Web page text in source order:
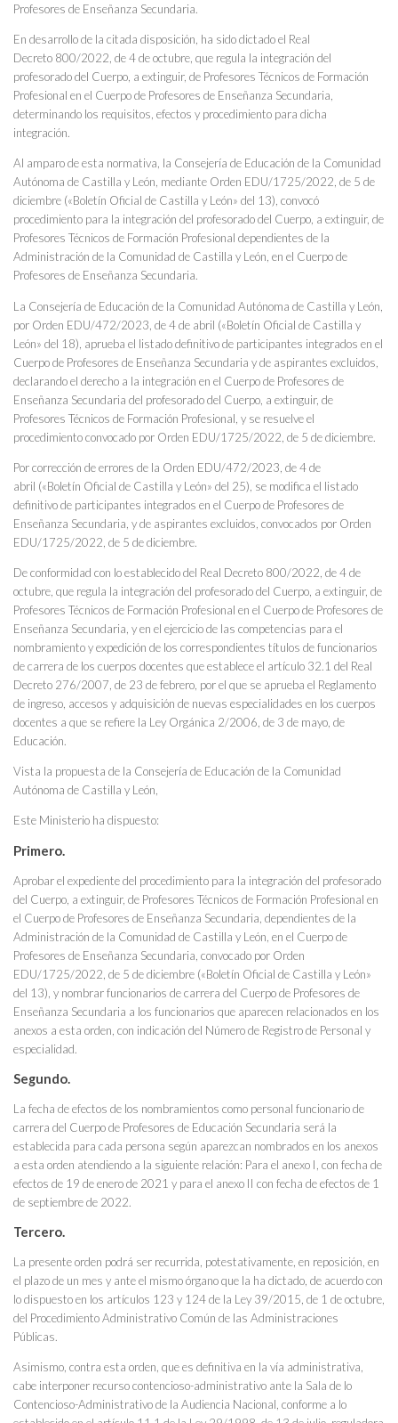
Profesores de Enseñanza Secundaria.
En desarrollo de la citada disposición, ha sido dictado el Real
Decreto 800/2022, de 4 de octubre, que regula la integración del
profesorado del Cuerpo, a extinguir, de Profesores Técnicos de Formación
Profesional en el Cuerpo de Profesores de Enseñanza Secundaria,
determinando los requisitos, efectos y procedimiento para dicha
integración.
Al amparo de esta normativa, la Consejería de Educación de la Comunidad
Autónoma de Castilla y León, mediante Orden EDU/1725/2022, de 5 de
diciembre («Boletín Oficial de Castilla y León» del 13), convocó
procedimiento para la integración del profesorado del Cuerpo, a extinguir, de
Profesores Técnicos de Formación Profesional dependientes de la
Administración de la Comunidad de Castilla y León, en el Cuerpo de
Profesores de Enseñanza Secundaria.
La Consejería de Educación de la Comunidad Autónoma de Castilla y León,
por Orden EDU/472/2023, de 4 de abril («Boletín Oficial de Castilla y
León» del 18), aprueba el listado definitivo de participantes integrados en el
Cuerpo de Profesores de Enseñanza Secundaria y de aspirantes excluidos,
declarando el derecho a la integración en el Cuerpo de Profesores de
Enseñanza Secundaria del profesorado del Cuerpo, a extinguir, de
Profesores Técnicos de Formación Profesional, y se resuelve el
procedimiento convocado por Orden EDU/1725/2022, de 5 de diciembre.
Por corrección de errores de la Orden EDU/472/2023, de 4 de
abril («Boletín Oficial de Castilla y León» del 25), se modifica el listado
definitivo de participantes integrados en el Cuerpo de Profesores de
Enseñanza Secundaria, y de aspirantes excluidos, convocados por Orden
EDU/1725/2022, de 5 de diciembre.
De conformidad con lo establecido del Real Decreto 800/2022, de 4 de
octubre, que regula la integración del profesorado del Cuerpo, a extinguir, de
Profesores Técnicos de Formación Profesional en el Cuerpo de Profesores de
Enseñanza Secundaria, y en el ejercicio de las competencias para el
nombramiento y expedición de los correspondientes títulos de funcionarios
de carrera de los cuerpos docentes que establece el artículo 32.1 del Real
Decreto 276/2007, de 23 de febrero, por el que se aprueba el Reglamento
de ingreso, accesos y adquisición de nuevas especialidades en los cuerpos
docentes a que se refiere la Ley Orgánica 2/2006, de 3 de mayo, de
Educación.
Vista la propuesta de la Consejería de Educación de la Comunidad
Autónoma de Castilla y León,
Este Ministerio ha dispuesto:
Primero.
Aprobar el expediente del procedimiento para la integración del profesorado
del Cuerpo, a extinguir, de Profesores Técnicos de Formación Profesional en
el Cuerpo de Profesores de Enseñanza Secundaria, dependientes de la
Administración de la Comunidad de Castilla y León, en el Cuerpo de
Profesores de Enseñanza Secundaria, convocado por Orden
EDU/1725/2022, de 5 de diciembre («Boletín Oficial de Castilla y León»
del 13), y nombrar funcionarios de carrera del Cuerpo de Profesores de
Enseñanza Secundaria a los funcionarios que aparecen relacionados en los
anexos a esta orden, con indicación del Número de Registro de Personal y
especialidad.
Segundo.
La fecha de efectos de los nombramientos como personal funcionario de
carrera del Cuerpo de Profesores de Educación Secundaria será la
establecida para cada persona según aparezcan nombrados en los anexos
a esta orden atendiendo a la siguiente relación: Para el anexo I, con fecha de
efectos de 19 de enero de 2021 y para el anexo II con fecha de efectos de 1
de septiembre de 2022.
Tercero.
La presente orden podrá ser recurrida, potestativamente, en reposición, en
el plazo de un mes y ante el mismo órgano que la ha dictado, de acuerdo con
lo dispuesto en los artículos 123 y 124 de la Ley 39/2015, de 1 de octubre,
del Procedimiento Administrativo Común de las Administraciones
Públicas.
Asimismo, contra esta orden, que es definitiva en la vía administrativa,
cabe interponer recurso contencioso-administrativo ante la Sala de lo
Contencioso-Administrativo de la Audiencia Nacional, conforme a lo